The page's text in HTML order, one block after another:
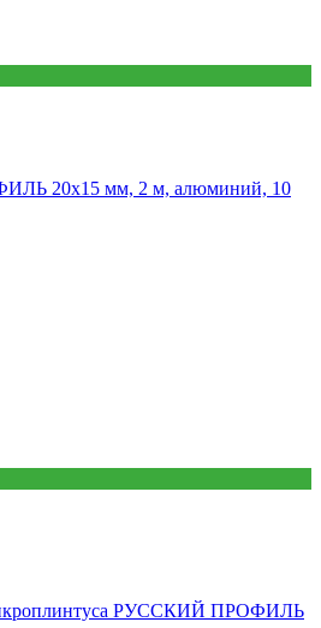
20x15 мм, 2 м, алюминий, 10
РУССКИЙ ПРОФИЛЬ